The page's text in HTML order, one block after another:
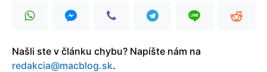
Našli ste v článku chybu? Napíšte nám na
redakcia@macblog.sk.